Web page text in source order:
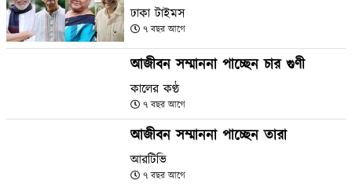
ঢাকা টাইমস
৭ বছর আগে
আজীবন সম্মাননা পাচ্ছেন চার গুণী
কালের কণ্ঠ
৭ বছর আগে
আজীবন সম্মাননা পাচ্ছেন তারা
আরটিভি
৭ বছর আগে